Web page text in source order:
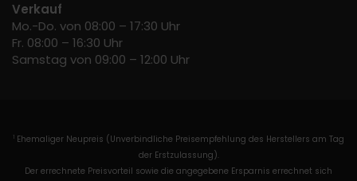
Verkauf
Mo.-Do. von 08:00 – 17:30 Uhr
Fr. 08:00 – 16:30 Uhr
Samstag von 09:00 – 12:00 Uhr
1 Ehemaliger Neupreis (Unverbindliche Preisempfehlung des Herstellers am Tag
der Erstzulassung).
Der errechnete Preisvorteil sowie die angegebene Ersparnis errechnet sich